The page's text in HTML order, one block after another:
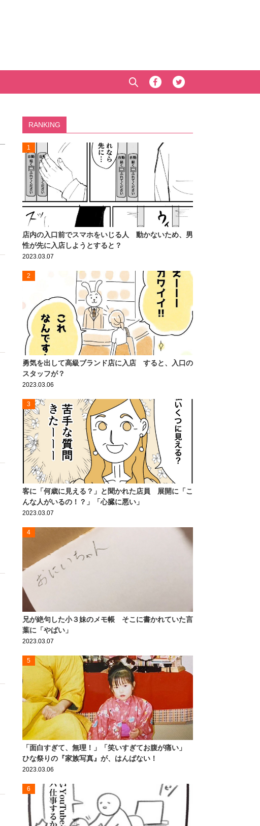
RANKING
1
店内の入口前でスマホをいじる人 動かないため、男
性が先に入店しようとすると？
2023.03.07
2
勇気を出して高級ブランド店に入店 すると、入口の
スタッフが？
2023.03.06
3
客に「何歳に見える？」と聞かれた店員 展開に「こ
んな人がいるの！？」「心臓に悪い」
2023.03.07
4
兄が絶句した小３妹のメモ帳 そこに書かれていた言
葉に「やばい」
2023.03.07
5
「面白すぎて、無理！」「笑いすぎてお腹が痛い」
ひな祭りの『家族写真』が、はんぱない！
2023.03.06
6